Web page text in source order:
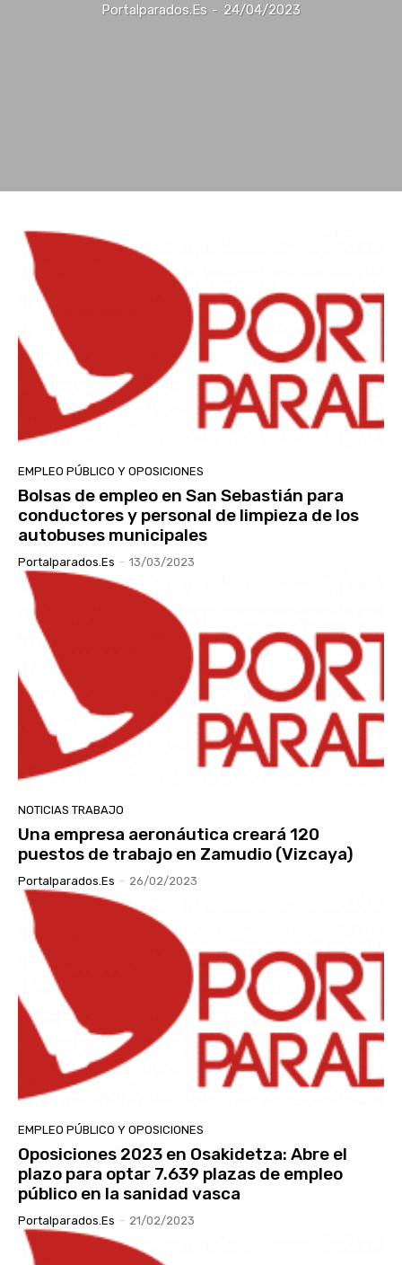
Portalparados.es - 24/04/2023
EMPLEO PÚBLICO Y OPOSICIONES
Bolsas de empleo en San Sebastián para
conductores y personal de limpieza de los
autobuses municipales
Portalparados.es - 13/03/2023
NOTICIAS TRABAJO
Una empresa aeronáutica creará 120
puestos de trabajo en Zamudio (Vizcaya)
Portalparados.es - 26/02/2023
EMPLEO PÚBLICO Y OPOSICIONES
Oposiciones 2023 en Osakidetza: Abre el
plazo para optar 7.639 plazas de empleo
público en la sanidad vasca
Portalparados.es - 21/02/2023